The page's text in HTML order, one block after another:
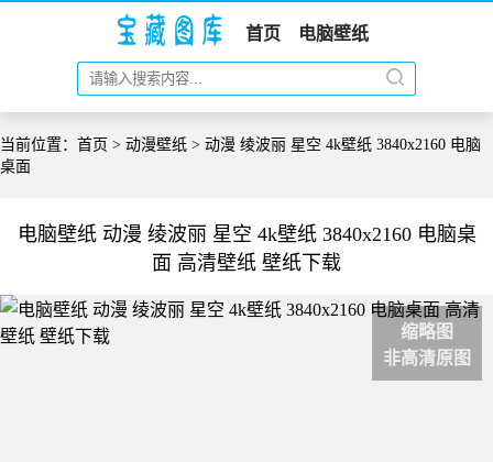
首页 电脑壁纸
当前位置： 首页 > 动漫壁纸 > 动漫 绫波丽 星空 4k壁纸 3840x2160 电脑
桌面
电脑壁纸 动漫 绫波丽 星空 4k壁纸 3840x2160 电脑桌
面 高清壁纸 壁纸下载
缩略图
非高清原图